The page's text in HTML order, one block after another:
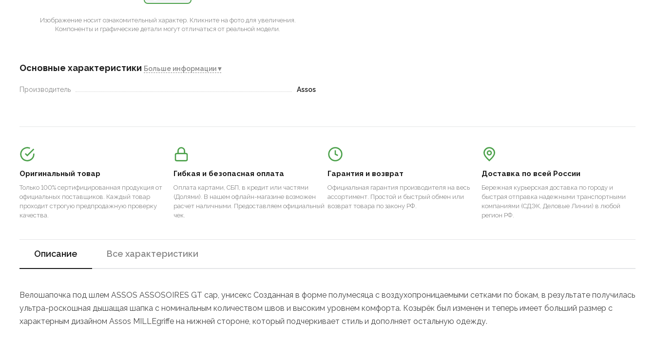
Изображение носит ознакомительный характер. Кликните на фото для увеличения.
Компоненты и графические детали могут отличаться от реальной модели.
Основные характеристики Больше информации ▾
Производитель Assos
Оригинальный товар
Только 100% сертифицированная продукция от
официальных поставщиков. Каждый товар
проходит строгую предпродажную проверку
качества.
Гибкая и безопасная оплата
Оплата картами, СБП, в кредит или частями
(Долями). В нашем офлайн-магазине возможен
расчет наличными. Предоставляем официальный
чек.
Гарантия и возврат
Официальная гарантия производителя на весь
ассортимент. Простой и быстрый обмен или
возврат товара по закону РФ.
Доставка по всей России
Бережная курьерская доставка по городу и
быстрая отправка надежными транспортными
компаниями (СДЭК, Деловые Линии) в любой
регион РФ.
Описание Все характеристики
Велошапочка под шлем ASSOS ASSOSOIRES GT cap, унисекс Созданная в форме полумесяца с воздухопроницаемыми сетками по бокам, в результате получилась
ультра-роскошная дышащая шапка с номинальным количеством швов и высоким уровнем комфорта. Козырёк был изменен и теперь имеет больший размер с
характерным дизайном Assos MILLEgriffe на нижней стороне, который подчеркивает стиль и дополняет остальную одежду.